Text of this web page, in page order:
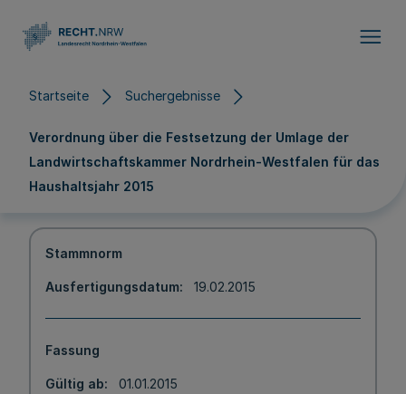
Startseite Suchergebnisse
Verordnung über die Festsetzung der Umlage der
Landwirtschaftskammer Nordrhein-Westfalen für das
Haushaltsjahr 2015
Stammnorm
Ausfertigungsdatum 19.02.2015
Fassung
Gültig ab
01.01.2015